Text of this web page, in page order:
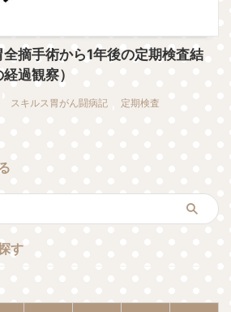
摘手術から1年後の定期検査結
過観察）
スキルス胃がん闘病記 定期検査
す